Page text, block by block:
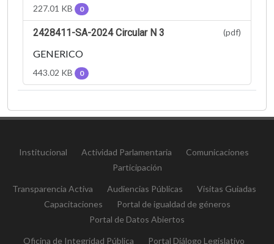
227.01 KB 0
2428411-SA-2024 Circular N 3 (pdf)
GENERICO
443.02 KB 0
Institucional Actividad Parlamentaria
Comunicaciones
Participación
Transparencia Activa Audiencias Públicas
Visitas Guiadas
Capacitaciones
Portal de igualdad de géneros
Portal de Datos Abiertos
Oficina de Integridad Pública Portal Diálogo Legislativo